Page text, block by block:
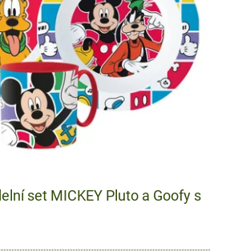
set MICKEY Pluto a Goofy s